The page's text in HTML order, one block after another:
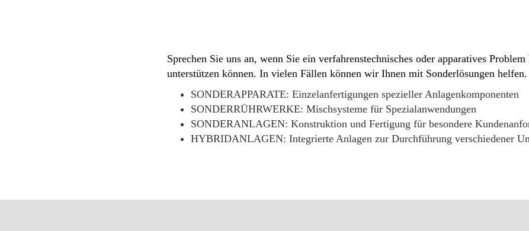
Sprechen Sie uns an, wenn Sie ein verfahrenstechnisches oder apparatives
unterstützen können. In vielen Fällen können wir Ihnen mit Sonderlösungen helfen.
SONDERAPPARATE: Einzelanfertigungen spezieller Anlagenkomponenten
SONDERRÜHRWERKE: Mischsysteme für Spezialanwendungen
SONDERANLAGEN: Konstruktion und Fertigung für besondere
HYBRIDANLAGEN: Integrierte Anlagen zur Durchführung verschiedener